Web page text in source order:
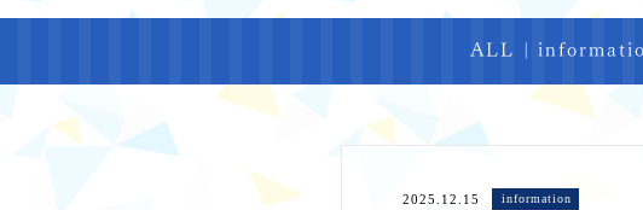
ALL
2025.12.15 information